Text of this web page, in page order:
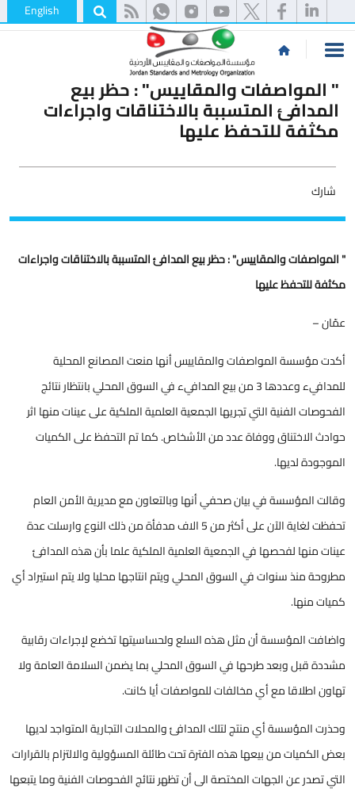
English
" المواصفات والمقاييس" : حظر بيع
المدافئ المتسببة بالاختناقات واجراءات
مكثفة للتحفظ عليها
شارك
" المواصفات والمقاييس" : حظر بيع المدافئ المتسببة بالاختناقات واجراءات
مكثفة للتحفظ عليها
عمّان –
أكدت مؤسسة المواصفات والمقاييس أنها منعت المصانع المحلية
للمدافيء وعددها 3 من بيع المدافيء في السوق المحلي بانتظار نتائج
الفحوصات الفنية التي تجريها الجمعية العلمية الملكية على عينات منها اثر
حوادث الاختناق ووفاة عدد من الأشخاص. كما تم التحفظ على الكميات
الموجودة لديها.
وقالت المؤسسة في بيان صحفي أنها وبالتعاون مع مديرية الأمن العام
تحفظت لغاية الآن على أكثر من 5 الاف مدفأة من ذلك النوع وارسلت عدة
عينات منها لفحصها في الجمعية العلمية الملكية علما بأن هذه المدافئ
مطروحة منذ سنوات في السوق المحلي ويتم انتاجها محليا ولا يتم استيراد أي
كميات منها.
واضافت المؤسسة أن مثل هذه السلع ولحساسيتها تخضع لإجراءات رقابية
مشددة قبل وبعد طرحها في السوق المحلي بما يضمن السلامة العامة ولا
تهاون اطلاقا مع أي مخالفات للمواصفات أيا كانت.
وحذرت المؤسسة أي منتج لتلك المدافئ والمحلات التجارية المتواجد لديها
بعض الكميات من بيعها هذه الفترة تحت طائلة المسؤولية والالتزام بالقرارات
التي تصدر عن الجهات المختصة الى أن تظهر نتائج الفحوصات الفنية وما يتبعها